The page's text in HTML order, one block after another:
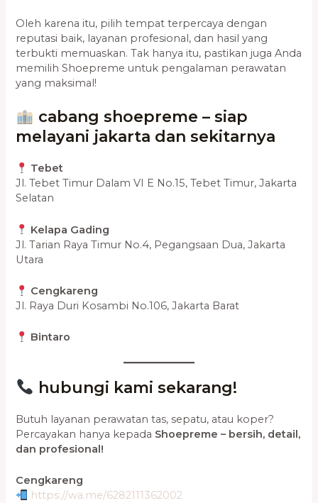
Oleh karena itu, pilih tempat terpercaya dengan
reputasi baik, layanan profesional, dan hasil yang
terbukti memuaskan. Tak hanya itu, pastikan juga Anda
memilih Shoepreme untuk pengalaman perawatan
yang maksimal!
cabang shoepreme – siap
melayani jakarta dan sekitarnya
Tebet
Jl. Tebet Timur Dalam VI E No.15, Tebet Timur, Jakarta
Selatan
Kelapa Gading
Jl. Tarian Raya Timur No.4, Pegangsaan Dua, Jakarta
Utara
Cengkareng
Jl. Raya Duri Kosambi No.106, Jakarta Barat
Bintaro
hubungi kami sekarang!
Butuh layanan perawatan tas, sepatu, atau koper?
Percayakan hanya kepada Shoepreme – bersih, detail,
dan profesional!
Cengkareng
https://wa.me/6282111362002